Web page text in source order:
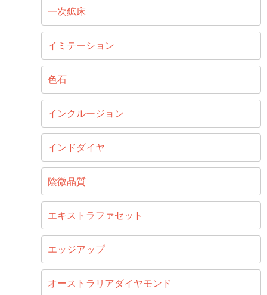
一次鉱床
イミテーション
色石
インクルージョン
インドダイヤ
陰微晶質
エキストラファセット
エッジアップ
オーストラリアダイヤモンド